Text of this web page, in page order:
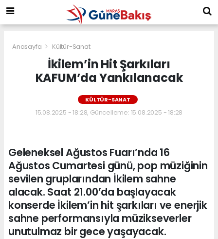
Anasayfa Kültür-Sanat
İkilem’in Hit Şarkıları
KAFUM’da Yankılanacak
KÜLTÜR-SANAT
15.08.2025 - 18:28, Güncelleme: 15.08.2025 - 18:28
Geleneksel Ağustos Fuarı’nda 16
Ağustos Cumartesi günü, pop müziğinin
sevilen gruplarından İkilem sahne
alacak. Saat 21.00’da başlayacak
konserde İkilem’in hit şarkıları ve enerjik
sahne performansıyla müzikseverler
unutulmaz bir gece yaşayacak.